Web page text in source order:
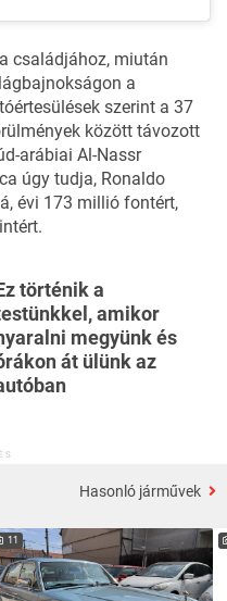
családjához, miután
a
szerint a 37
között távozott
arábiai Al-Nassr
úgy tudja, Ronaldo
évi 173 millió fontért,
történik a
amikor
megyünk és
át ülünk az
Hasonló járművek
11